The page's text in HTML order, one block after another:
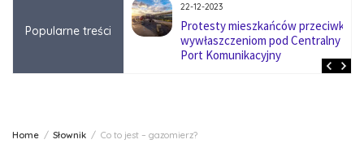
Popularne treści
się na zmianę
w firmach
22-12-2023
Protesty mieszkańców przeciwko
wywłaszczeniom pod Centralny
Port Komunikacyjny
Home Słownik Co to jest – gazomierz?